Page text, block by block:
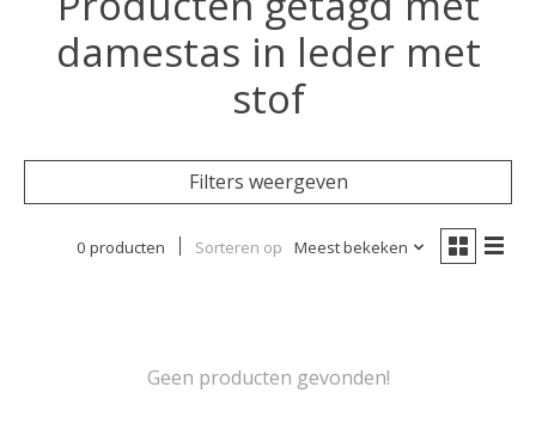
damestas in leder met
stof
Filters weergeven
0 producten Sorteren op Meest bekeken
Geen producten gevonden!